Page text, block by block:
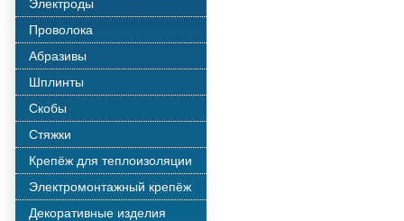
Электроды
Проволока
Абразивы
Шплинты
Скобы
Стяжки
Крепёж для теплоизоляции
Электромонтажный крепёж
Декоративные изделия